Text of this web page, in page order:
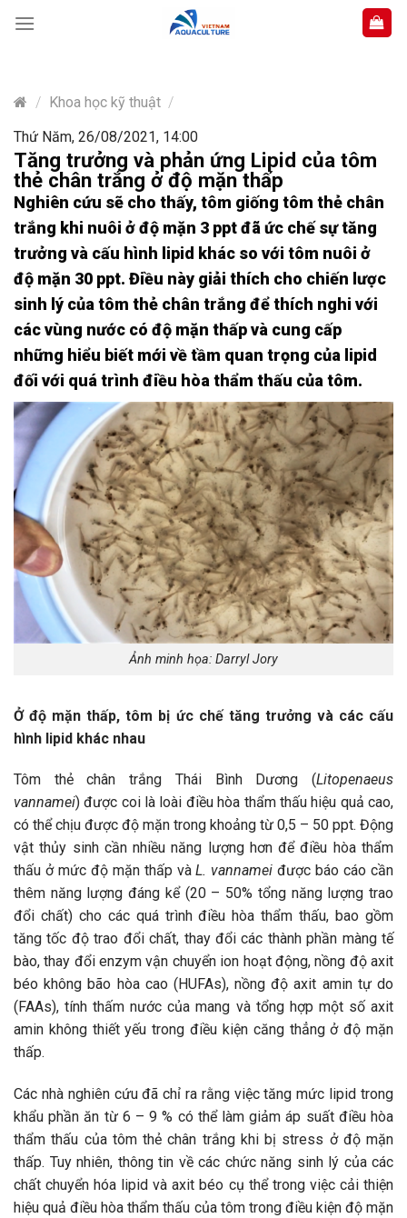
content
/ Khoa học kỹ thuật /
Thứ Năm, 26/08/2021, 14:00
Tăng trưởng và phản ứng Lipid của tôm
thẻ chân trắng ở độ mặn thấp
Nghiên cứu sẽ cho thấy, tôm giống tôm thẻ chân
trắng khi nuôi ở độ mặn 3 ppt đã ức chế sự tăng
trưởng và cấu hình lipid khác so với tôm nuôi ở
độ mặn 30 ppt. Điều này giải thích cho chiến lược
sinh lý của tôm thẻ chân trắng để thích nghi với
các vùng nước có độ mặn thấp và cung cấp
những hiểu biết mới về tầm quan trọng của lipid
đối với quá trình điều hòa thẩm thấu của tôm.
Ảnh minh họa: Darryl Jory
Ở độ mặn thấp, tôm bị ức chế tăng trưởng và các cấu
hình lipid khác nhau
Tôm thẻ chân trắng Thái Bình Dương (Litopenaeus
vannamei) được coi là loài điều hòa thẩm thấu hiệu quả cao,
có thể chịu được độ mặn trong khoảng từ 0,5 – 50 ppt. Động
vật thủy sinh cần nhiều năng lượng hơn để điều hòa thẩm
thấu ở mức độ mặn thấp vàL. vannameiđược báo cáo cần
thêm năng lượng đáng kể (20 – 50% tổng năng lượng trao
đổi chất) cho các quá trình điều hòa thẩm thấu, bao gồm
tăng tốc độ trao đổi chất, thay đổi các thành phần màng tế
bào, thay đổi enzym vận chuyển ion hoạt động, nồng độ axit
béo không bão hòa cao (HUFAs), nồng độ axit amin tự do
(FAAs), tính thấm nước của mang và tổng hợp một số axit
amin không thiết yếu trong điều kiện căng thẳng ở độ mặn
thấp.
Các nhà nghiên cứu đã chỉ ra rằng việc tăng mức lipid trong
khẩu phần ăn từ 6 – 9 % có thể làm giảm áp suất điều hòa
thẩm thấu của tôm thẻ chân trắng khi bị stress ở độ mặn
thấp. Tuy nhiên, thông tin về các chức năng sinh lý của các
chất chuyển hóa lipid và axit béo cụ thể trong việc cải thiện
hiệu quả điều hòa thẩm thấu của tôm trong điều kiện độ mặn